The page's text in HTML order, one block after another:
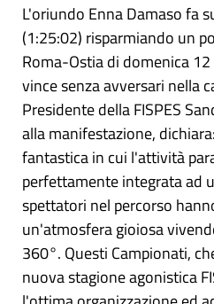
L'oriundo Enna Damaso fa
(1:25:02) risparmiando un
Roma-Ostia di domenica
vince senza avversari nella
Presidente della FISPES
alla manifestazione,
fantastica in cui l'attività
perfettamente integrata ad
spettatori nel percorso
un'atmosfera gioiosa
360°. Questi Campionati,
nuova stagione agonistica